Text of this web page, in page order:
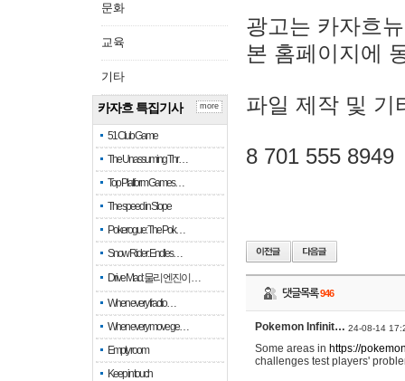
문화
교육
기타
카자흐 특집기사
51 Club Game
The Unassuming Thr…
Top Platform Games…
The speed in Slope
Pokerogue: The Pok…
Snow Rider: Endles…
Drive Mad: 물리 엔진이 …
When every fractio…
When every move ge…
Empty room
Keep in touch
more
광고는 카자흐
본 홈페이지에
파일 제작 및 기
8 701 555 8949
댓글목록946
Pokemon Infinit… 24-08-14
Some areas in https://
challenges test players'